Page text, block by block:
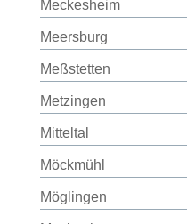
Meckesheim
Meersburg
Meßstetten
Metzingen
Mitteltal
Möckmühl
Möglingen